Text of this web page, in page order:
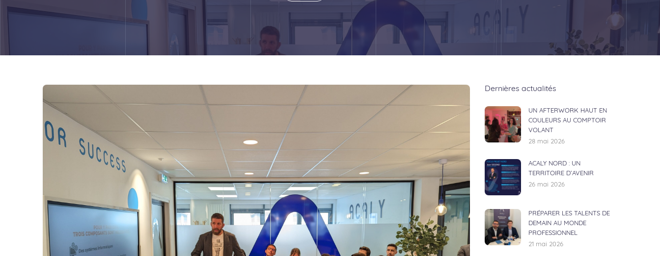
Dernières actualités
UN AFTERWORK HAUT EN
COULEURS AU COMPTOIR
VOLANT
28 mai 2026
ACALY NORD : UN
TERRITOIRE D’AVENIR
26 mai 2026
PRÉPARER LES TALENTS DE
DEMAIN AU MONDE
PROFESSIONNEL
21 mai 2026